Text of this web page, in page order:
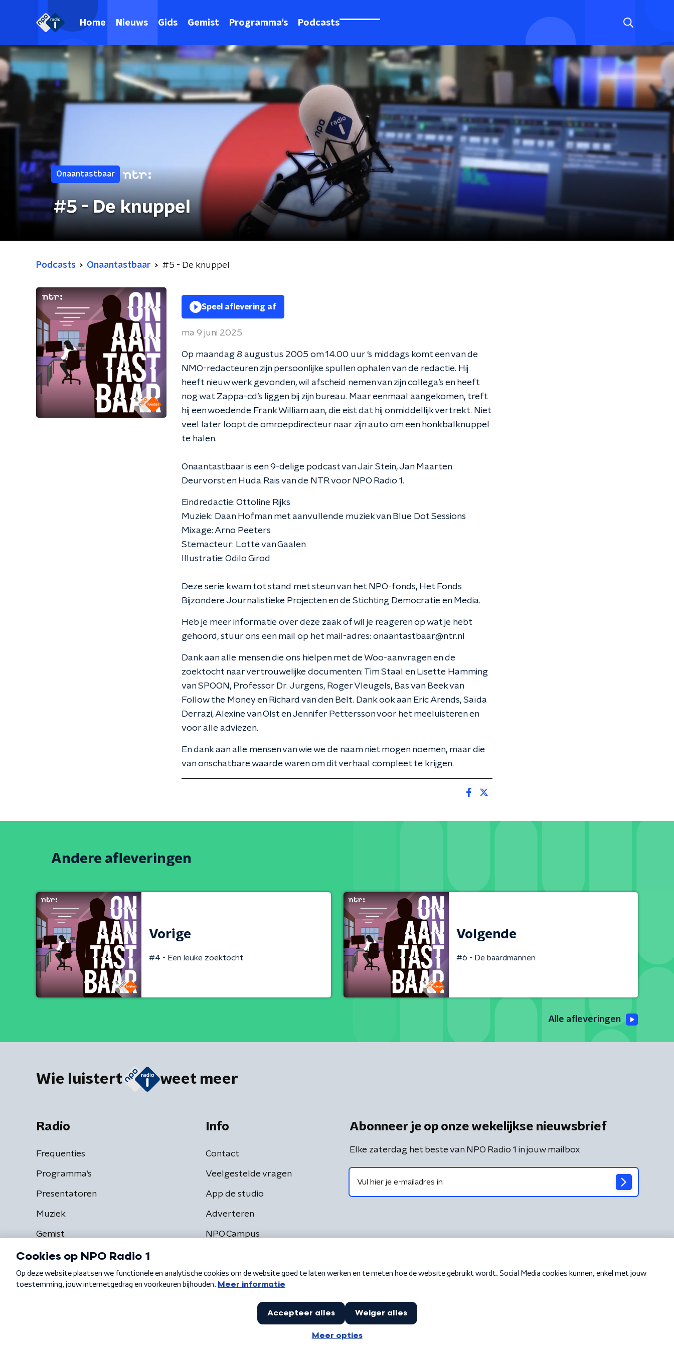
Home Nieuws Gids Gemist Programma's Podcasts
Onaantastbaar
#5 - De knuppel
Podcasts Onaantastbaar #5 - De knuppel
Speel aflevering af
ma 9 juni 2025
Op maandag 8 augustus 2005 om 14.00 uur ‘s middags komt een van de
NMO-redacteuren zijn persoonlijke spullen ophalen van de redactie. Hij
heeft nieuw werk gevonden, wil afscheid nemen van zijn collega’s en heeft
nog wat Zappa-cd’s liggen bij zijn bureau. Maar eenmaal aangekomen, treft
hij een woedende Frank William aan, die eist dat hij onmiddellijk vertrekt. Niet
veel later loopt de omroepdirecteur naar zijn auto om een honkbalknuppel
te halen.
Onaantastbaar is een 9-delige podcast van Jair Stein, Jan Maarten
Deurvorst en Huda Rais van de NTR voor NPO Radio 1.
Eindredactie: Ottoline Rijks
Muziek: Daan Hofman met aanvullende muziek van Blue Dot Sessions
Mixage: Arno Peeters
Stemacteur: Lotte van Gaalen
Illustratie: Odilo Girod
Deze serie kwam tot stand met steun van het NPO-fonds, Het Fonds
Bijzondere Journalistieke Projecten en de Stichting Democratie en Media.
Heb je meer informatie over deze zaak of wil je reageren op wat je hebt
gehoord, stuur ons een mail op het mail-adres: onaantastbaar@ntr.nl
Dank aan alle mensen die ons hielpen met de Woo-aanvragen en de
zoektocht naar vertrouwelijke documenten: Tim Staal en Lisette Hamming
van SPOON, Professor Dr. Jurgens, Roger Vleugels, Bas van Beek van
Follow the Money en Richard van den Belt. Dank ook aan Eric Arends, Saïda
Derrazi, Alexine van Olst en Jennifer Pettersson voor het meeluisteren en
voor alle adviezen.
En dank aan alle mensen van wie we de naam niet mogen noemen, maar die
van onschatbare waarde waren om dit verhaal compleet te krijgen.
Andere afleveringen
Vorige
#4 - Een leuke zoektocht
Volgende
#6 - De baardmannen
Alle afleveringen
Wie luistert weet meer
Radio
Frequenties
Programma's
Presentatoren
Muziek
Gemist
Info
Contact
Veelgestelde vragen
App de studio
Adverteren
NPO Campus
Abonneer je op onze wekelijkse nieuwsbrief
Elke zaterdag het beste van NPO Radio 1 in jouw mailbox
Algemene voorwaarden Privacybeleid